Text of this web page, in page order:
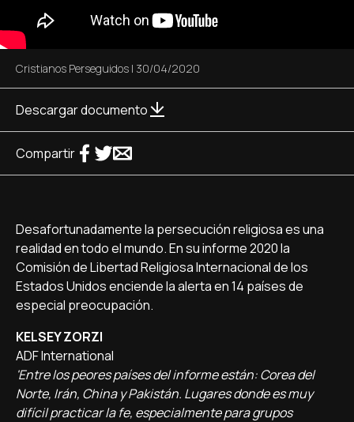
Cristianos Perseguidos | 30/04/2020
Descargar documento
Compartir
Desafortunadamente la persecución religiosa es una
realidad en todo el mundo. En su informe 2020 la
Comisión de Libertad Religiosa Internacional de los
Estados Unidos enciende la alerta en 14 países de
especial preocupación.
KELSEY ZORZI
ADF International
'Entre los peores países del informe están: Corea del
Norte, Irán, China y Pakistán. Lugares donde es muy
difícil practicar la fe, especialmente para grupos